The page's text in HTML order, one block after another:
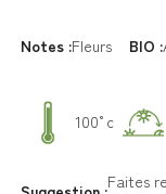
Notes :Fleurs BIO :
100°c
Faites